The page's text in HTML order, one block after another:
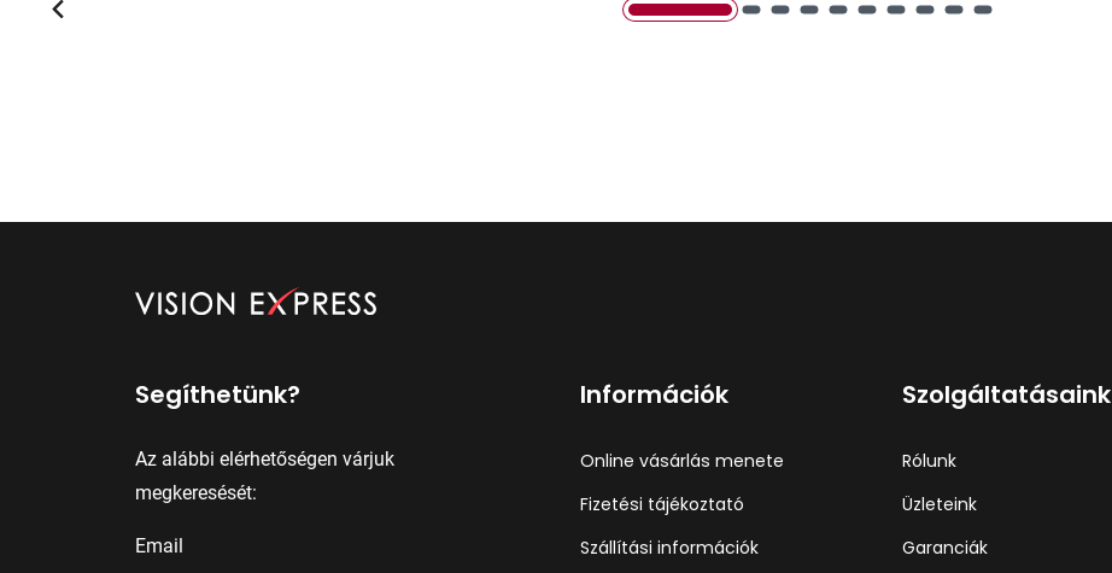
Segíthetünk?
Az alábbi elérhetőségen várjuk
megkeresését:
Email
Információk
Online vásárlás menete
Fizetési tájékoztató
Szállítási információk
Szolgáltatásaink
Rólunk
Üzleteink
Garanciák